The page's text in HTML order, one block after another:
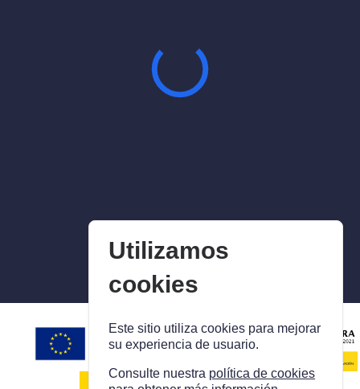
Utilizamos
cookies
Este sitio utiliza cookies para mejorar
su experiencia de usuario.
Consulte nuestra política de cookies